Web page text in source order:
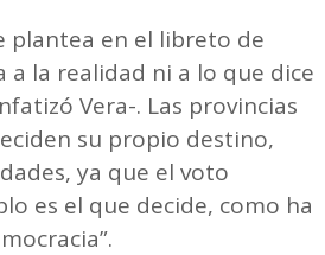
plantea en el libreto de
a la realidad ni a lo que dice
Vera-. Las provincias
su propio destino,
ya que el voto
es el que decide, como ha